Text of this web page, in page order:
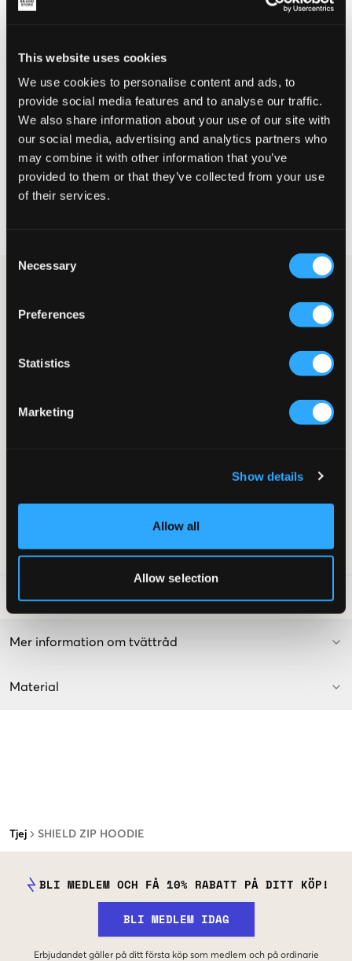
This website uses cookies
We use cookies to personalise content and ads, to
provide social media features and to analyse our traffic.
We also share information about your use of our site with
our social media, advertising and analytics partners who
may combine it with other information that you’ve
provided to them or that they’ve collected from your use
of their services.
Selection
Necessary
Preferences
Statistics
Marketing
Show details
Allow all
Allow selection
Tjej SHIELD ZIP HOODIE
Liten Perfekt
STORLEKSGUIDE
VÄLJ STORLEK
Fri frakt på beställningar över 699 kr
Ljusgrå zip-hoodie från Gant. På sidan om dragkedjan finns
placerad på bröstet. Ribbade muddar finns nedtill och vid
ärmslut. En zip-hoodie är ett mångsidigt plagg som fungerar
med jeans, joggers eller shorts för att skapa både avslappnade
Huva
Denna text är AI-genererad
GRÅANGE
Art.nr:130448-003
Tvättråd:
Mer information om tvättråd
Material
BLI MEDLEM OCH FÅ 10% RABATT PÅ DITT KÖP!
BLI MEDLEM IDAG
Erbjudandet gäller på ditt första köp som medlem och på ordinarie